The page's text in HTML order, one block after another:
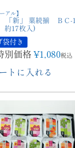
アル】
「新」 菓続揃 ＢＣ
約17枚入)
袋付き
別価格 ¥1,080税込
トに入れる